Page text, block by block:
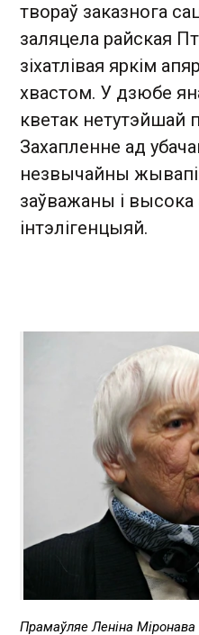
твораў заказнога
заляцела райская
зіхатлівая яркім
хвастом. У дзюбе
кветак нетутэйшай
Захапленне ад
незвычайны
заўважаны і
інтэлігенцыяй.
Прамаўляе Леніна Міронава